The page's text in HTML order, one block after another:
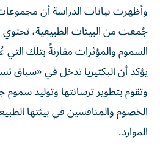
وأظهرت بيانات الدراسة أن
جُمعت من البيئات الطبيعية،
السموم والمؤثرات مقارنةً بتلك
يؤكد أن البكتيريا تدخل في «سباق
وتقوم بتطوير ترسانتها وتوليد سموم
الخصوم والمنافسين في بيئتها
الموارد.